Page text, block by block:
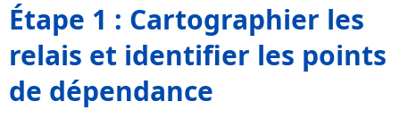
Étape 1 : Cartographier les
relais et identifier les points
de dépendance